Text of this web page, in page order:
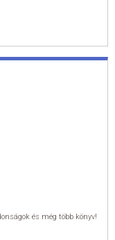
és még több könyv!